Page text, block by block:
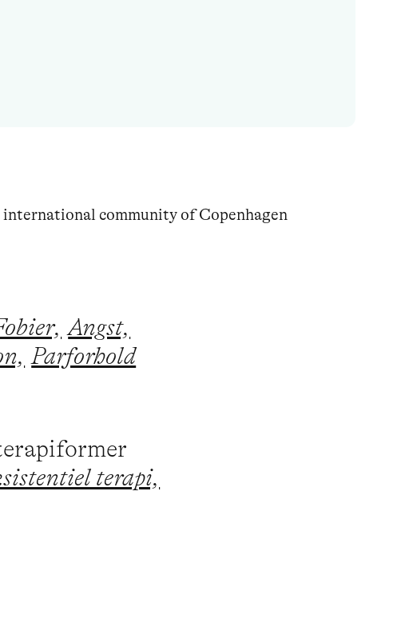
community of Copenhagen
Angst,
Parforhold
terapi,